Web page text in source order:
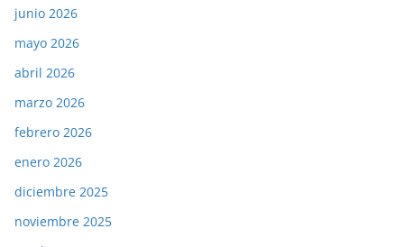
junio 2026
mayo 2026
abril 2026
marzo 2026
febrero 2026
enero 2026
diciembre 2025
noviembre 2025